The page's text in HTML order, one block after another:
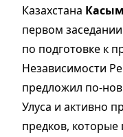
Казахстана
первом
по подготовке к
Независимости
предложил по-
Улуса и активно
предков,